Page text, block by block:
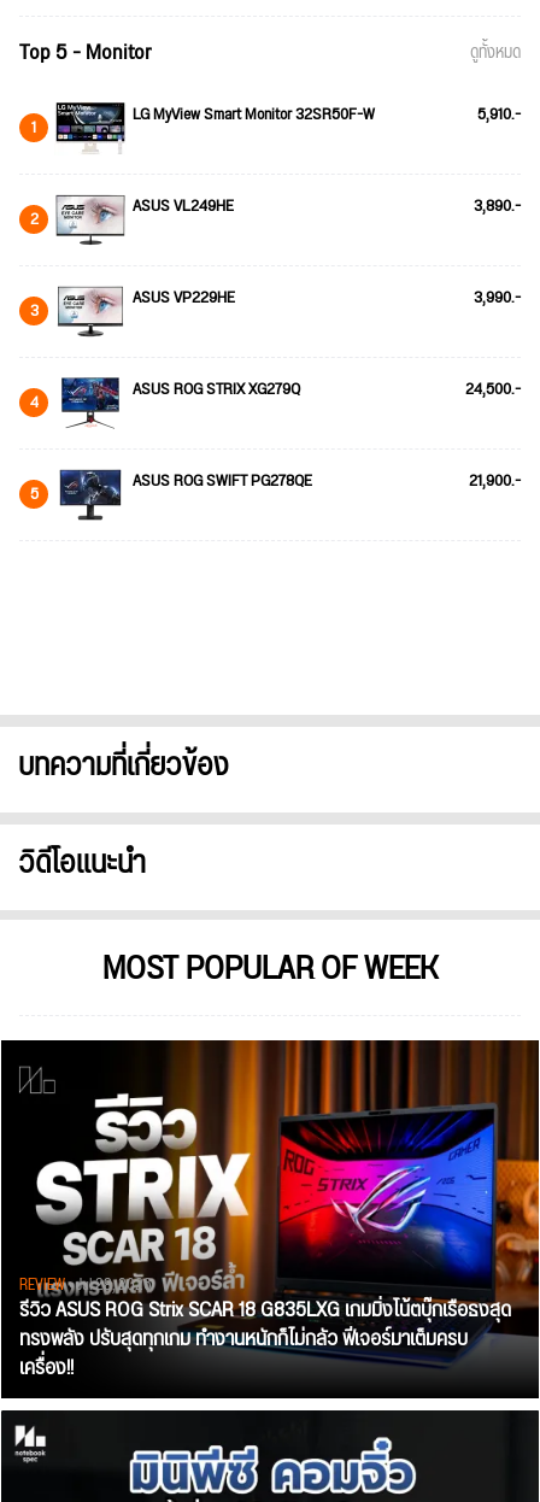
Top 5 - Monitor ดูทั้งหมด
1 LG MyView Smart Monitor 32SR50F-W 5,910.-
2 ASUS VL249HE 3,890.-
3 ASUS VP229HE 3,990.-
4 ASUS ROG STRIX XG279Q 24,500.-
5 ASUS ROG SWIFT PG278QE 21,900.-
บทความที่เกี่ยวข้อง
วิดีโอแนะนำ
MOST POPULAR OF WEEK
REVIEW• Jul 28, 2026
รีวิว ASUS ROG Strix SCAR 18 G835LXG เกมมิ่งโน้ตบุ๊กเรือธงสุด
ทรงพลัง ปรับสุดทุกเกม ทำงานหนักก็ไม่กลัว ฟีเจอร์มาเต็มครบ
เครื่อง!!